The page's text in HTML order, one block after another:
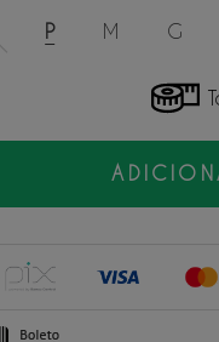
P M G
de R$ 135,20